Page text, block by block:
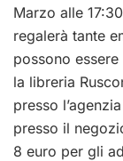
Marzo alle
regalerà tante
possono
la libreria
presso
presso il
8 euro per gli